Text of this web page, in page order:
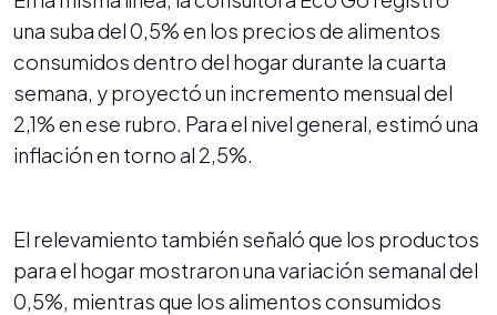
una suba del 0,5% en los precios de alimentos
consumidos dentro del hogar durante la cuarta
semana, y proyectó un incremento mensual del
2,1% en ese rubro. Para el nivel general, estimó una
inflación en torno al 2,5%.
El relevamiento también señaló que los productos
para el hogar mostraron una variación semanal del
0,5%, mientras que los alimentos consumidos